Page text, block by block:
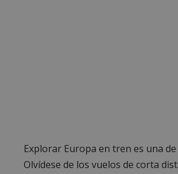
Explorar Europa en tren es una
Olvídese de los vuelos de corta